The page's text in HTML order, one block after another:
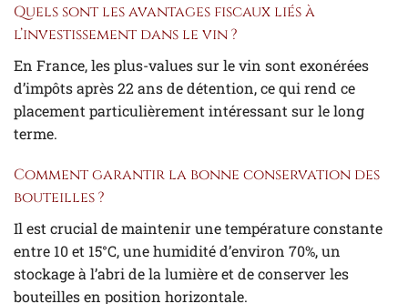
Quels sont les avantages fiscaux liés à
l’investissement dans le vin ?
En France, les plus-values sur le vin sont exonérées
d’impôts après 22 ans de détention, ce qui rend ce
placement particulièrement intéressant sur le long
terme.
Comment garantir la bonne conservation des
bouteilles ?
Il est crucial de maintenir une température constante
entre 10 et 15°C, une humidité d’environ 70%, un
stockage à l’abri de la lumière et de conserver les
bouteilles en position horizontale.